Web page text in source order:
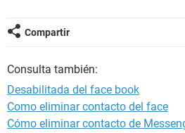
Compartir
Consulta también:
Desabilitada del face book
Como eliminar contacto del face
Cómo eliminar contacto de